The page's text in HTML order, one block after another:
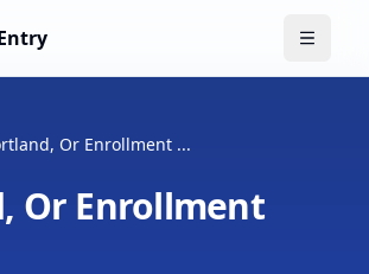
Or Enrollment ...
Or Enrollment